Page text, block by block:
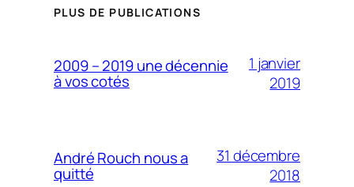
PLUS DE PUBLICATIONS
2009 – 2019 une décennie
à vos cotés
1 janvier
2019
André Rouch nous a
quitté
31 décembre
2018